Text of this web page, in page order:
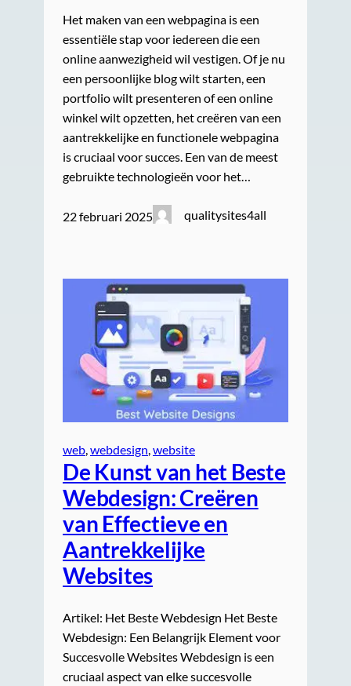
Het maken van een webpagina is een
essentiële stap voor iedereen die een
online aanwezigheid wil vestigen. Of je nu
een persoonlijke blog wilt starten, een
portfolio wilt presenteren of een online
winkel wilt opzetten, het creëren van een
aantrekkelijke en functionele webpagina
is cruciaal voor succes. Een van de meest
gebruikte technologieën voor het…
22 februari 2025 qualitysites4all
web, webdesign, website
De Kunst van het Beste
Webdesign: Creëren
van Effectieve en
Aantrekkelijke
Websites
Artikel: Het Beste Webdesign Het Beste
Webdesign: Een Belangrijk Element voor
Succesvolle Websites Webdesign is een
cruciaal aspect van elke succesvolle